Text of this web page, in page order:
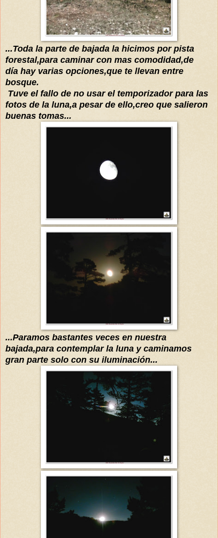
...Toda la parte de bajada la hicimos por pista
forestal,para caminar con mas comodidad,de
día hay varias opciones,que te llevan entre
bosque.
Tuve el fallo de no usar el temporizador para las
fotos de la luna,a pesar de ello,creo que salieron
buenas tomas...
...Paramos bastantes veces en nuestra
bajada,para contemplar la luna y caminamos
gran parte solo con su iluminación...